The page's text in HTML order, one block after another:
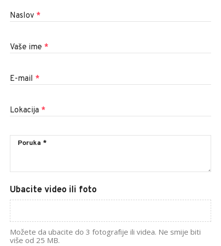
Naslov *
Vaše ime *
E-mail *
Lokacija *
Ubacite video ili foto
Možete da ubacite do 3 fotografije ili videa. Ne smije biti
više od 25 MB.